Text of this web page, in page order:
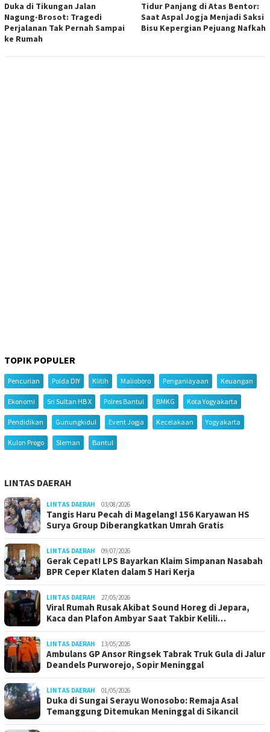
Duka di Tikungan Jalan
Nagung-Brosot: Tragedi
Perjalanan Tak Pernah Sampai
ke Rumah
Tidur Panjang di Atas Bentor:
Saat Aspal Jogja Menjadi Saksi
Bisu Kepergian Pejuang Nafkah
TOPIK POPULER
Pencurian Polda DIY Klitih Malioboro Penganiayaan Keuangan
Ekonomi Sri Sultan HB X Polres Bantul BMKG Kota Yogyakarta
Pendidikan Gunungkidul Event Jogja Kecelakaan Yogyakarta
Kulon Progo Sleman Bantul
LINTAS DAERAH
LINTAS DAERAH 03/08/2026
Tangis Haru Pecah di Magelang! 156 Karyawan HS
Surya Group Diberangkatkan Umrah Gratis
LINTAS DAERAH 09/07/2026
Gerak Cepat! LPS Bayarkan Klaim Simpanan Nasabah
BPR Ceper Klaten dalam 5 Hari Kerja
LINTAS DAERAH 27/05/2026
Viral Rumah Rusak Akibat Sound Horeg di Jepara,
Kaca dan Plafon Ambyar Saat Takbir Kelili…
LINTAS DAERAH 13/05/2026
Ambulans GP Ansor Ringsek Tabrak Truk Gula di Jalur
Deandels Purworejo, Sopir Meninggal
LINTAS DAERAH 01/05/2026
Duka di Sungai Serayu Wonosobo: Remaja Asal
Temanggung Ditemukan Meninggal di Sikancil